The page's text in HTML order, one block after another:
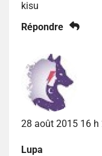
kisu
Répondre
28 août 2015 16 h
Lupa